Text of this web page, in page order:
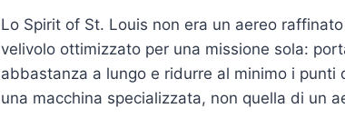
Lo Spirit of St. Louis non era un aereo
velivolo ottimizzato per una missione sola:
abbastanza a lungo e ridurre al minimo i
una macchina specializzata, non quella di un